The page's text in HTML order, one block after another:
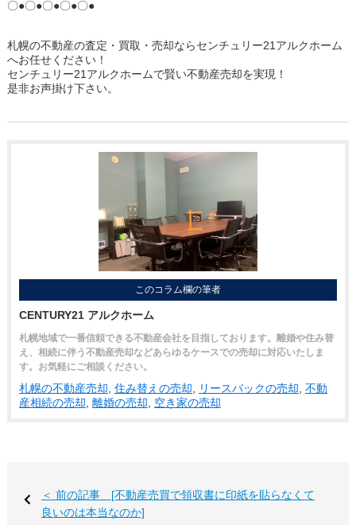
〇●〇●〇●〇●〇●
札幌の不動産の査定・買取・売却ならセンチュリー21アルクホーム
へお任せください！
センチュリー21アルクホームで賢い不動産売却を実現！
是非お声掛け下さい。
このコラム欄の筆者
CENTURY21 アルクホーム
札幌地域で一番信頼できる不動産会社を目指しております。離婚や住み替
え、相続に伴う不動産売却などあらゆるケースでの売却に対応いたしま
す。お気軽にご相談ください。
札幌の不動産売却 住み替えの売却 リースバックの売却 不動
産相続の売却 離婚の売却 空き家の売却
＜ 前の記事 [不動産売買で領収書に印紙を貼らなくて
良いのは本当なのか]